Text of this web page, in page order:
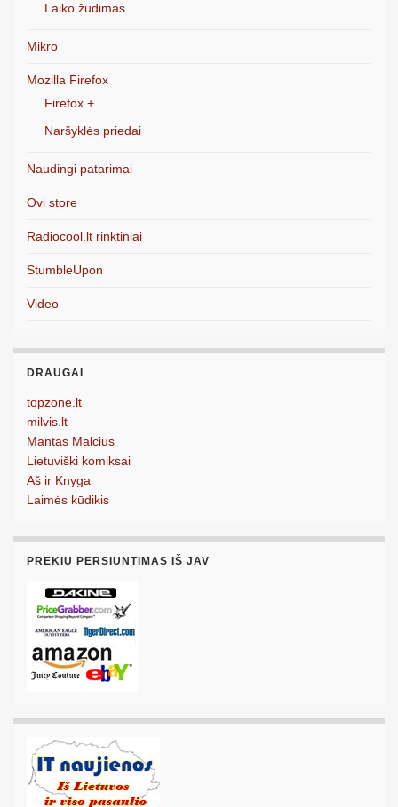
Laiko žudimas
Mikro
Mozilla Firefox
Firefox +
Naršyklės priedai
Naudingi patarimai
Ovi store
Radiocool.lt rinktiniai
StumbleUpon
Video
DRAUGAI
topzone.lt
milvis.lt
Mantas Malcius
Lietuviški komiksai
Aš ir Knyga
Laimės kūdikis
PREKIŲ PERSIUNTIMAS IŠ JAV